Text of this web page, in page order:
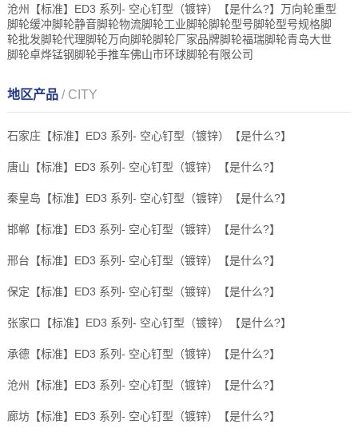
沧州【标准】ED3 系列- 空心钉型（镀锌）【是什么?】万向轮重型
脚轮缓冲脚轮静音脚轮物流脚轮工业脚轮脚轮型号脚轮型号规格脚
轮批发脚轮代理脚轮万向脚轮脚轮厂家品牌脚轮福瑞脚轮青岛大世
脚轮卓烨锰钢脚轮手推车佛山市环球脚轮有限公司
地区产品 / CITY
石家庄【标准】ED3 系列- 空心钉型（镀锌）【是什么?】
唐山【标准】ED3 系列- 空心钉型（镀锌）【是什么?】
秦皇岛【标准】ED3 系列- 空心钉型（镀锌）【是什么?】
邯郸【标准】ED3 系列- 空心钉型（镀锌）【是什么?】
邢台【标准】ED3 系列- 空心钉型（镀锌）【是什么?】
保定【标准】ED3 系列- 空心钉型（镀锌）【是什么?】
张家口【标准】ED3 系列- 空心钉型（镀锌）【是什么?】
承德【标准】ED3 系列- 空心钉型（镀锌）【是什么?】
沧州【标准】ED3 系列- 空心钉型（镀锌）【是什么?】
廊坊【标准】ED3 系列- 空心钉型（镀锌）【是什么?】